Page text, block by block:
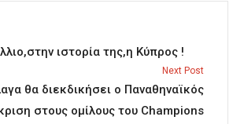
ιστορία της,η Κύπρος !
Next Post
θα διεκδικήσει ο Παναθηναϊκός
στους ομίλους του Champions